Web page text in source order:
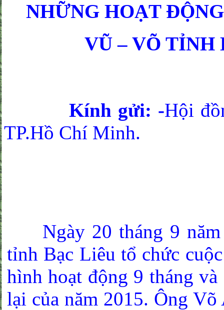
NHỮNG HOẠT
VŨ – VÕ TỈNH
Kính gửi: -Hội
TP.Hồ Chí Minh.
Ngày 20 tháng 9 năm
tỉnh Bạc Liêu tổ chức
hình hoạt động 9 tháng
lại của năm 2015. Ông